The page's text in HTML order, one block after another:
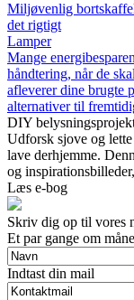
Miljøvenlig
det rigtigt
Lamper
Mange
håndtering, når de
afleverer dine brugte
alternativer til
DIY
Udforsk sjove og
lave derhjemme.
og
Læs e-bog
Skriv dig op til vores
Et par gange om
Indtast din mail